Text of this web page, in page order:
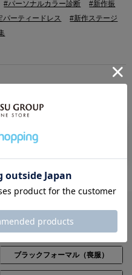
#パーソナルカラー診断
#新作振
パーティードレス
#新作ステージ
のブランド
から探す
ブラックフォーマル（喪服）